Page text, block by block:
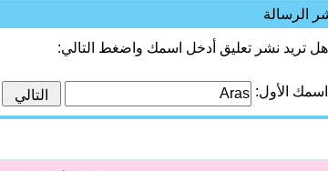
الرسالة
هل تريد نشر تعليق أدخل اسمك واضغط التالي:
اسمك الأول: